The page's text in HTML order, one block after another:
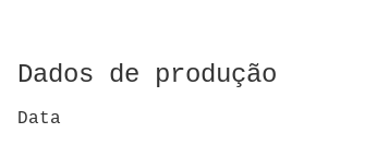
Dados de produção
Data